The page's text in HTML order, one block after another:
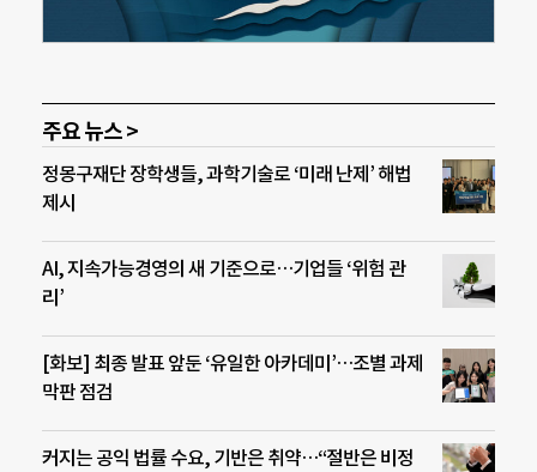
주요 뉴스 >
정몽구재단 장학생들, 과학기술로 ‘미래 난제’ 해법
제시
AI, 지속가능경영의 새 기준으로…기업들 ‘위험 관
리’
[화보] 최종 발표 앞둔 ‘유일한 아카데미’…조별 과제
막판 점검
커지는 공익 법률 수요, 기반은 취약…“절반은 비정